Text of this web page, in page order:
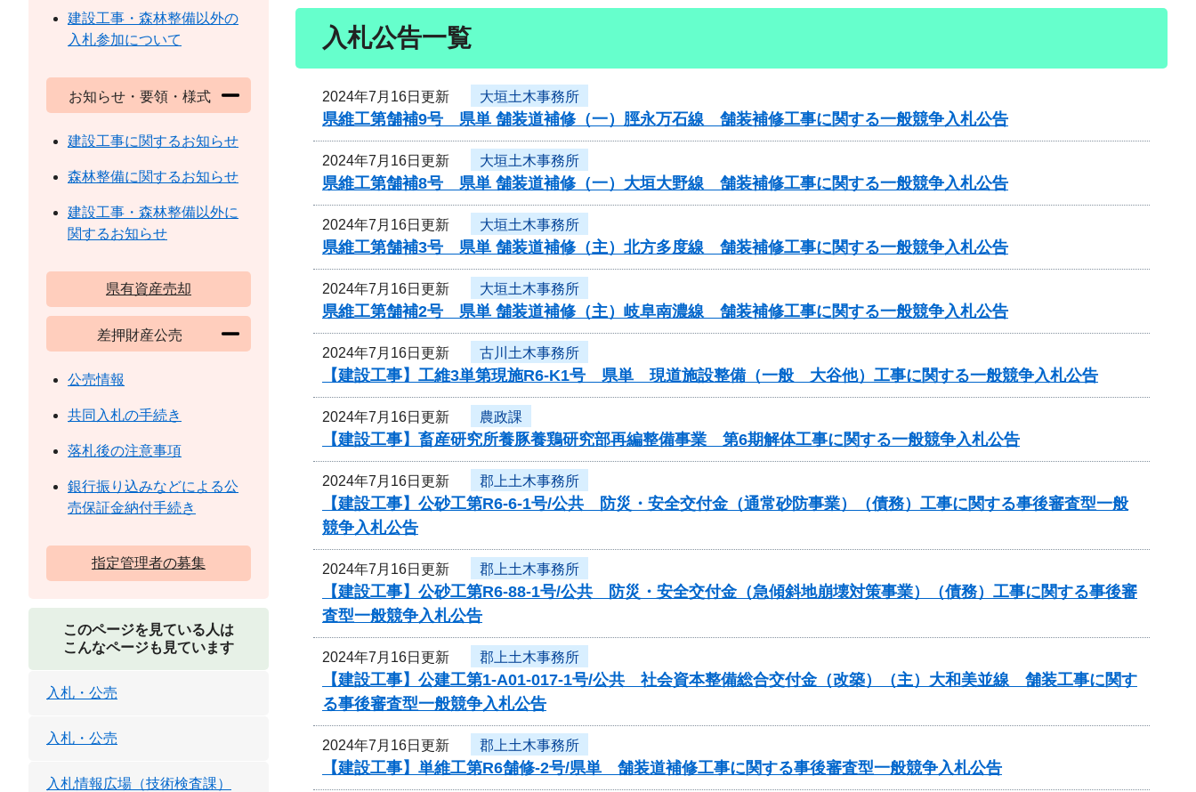
入札公告一覧
2024年7月16日更新 大垣土木事務所
県維工第舗補9号 県単 舗装道補修（一）脛永万石線 舗装補修工事に関する一般競争入札公告
2024年7月16日更新 大垣土木事務所
県維工第舗補8号 県単 舗装道補修（一）大垣大野線 舗装補修工事に関する一般競争入札公告
2024年7月16日更新 大垣土木事務所
県維工第舗補3号 県単 舗装道補修（主）北方多度線 舗装補修工事に関する一般競争入札公告
2024年7月16日更新 大垣土木事務所
県維工第舗補2号 県単 舗装道補修（主）岐阜南濃線 舗装補修工事に関する一般競争入札公告
2024年7月16日更新 古川土木事務所
【建設工事】工維3単第現施R6-K1号 県単 現道施設整備（一般 大谷他）工事に関する一般競争入札公告
2024年7月16日更新 農政課
【建設工事】畜産研究所養豚養鶏研究部再編整備事業 第6期解体工事に関する一般競争入札公告
2024年7月16日更新 郡上土木事務所
【建設工事】公砂工第R6-6-1号/公共 防災・安全交付金（通常砂防事業）（債務）工事に関する事後審査型一般
競争入札公告
2024年7月16日更新 郡上土木事務所
【建設工事】公砂工第R6-88-1号/公共 防災・安全交付金（急傾斜地崩壊対策事業）（債務）工事に関する事後審
査型一般競争入札公告
2024年7月16日更新 郡上土木事務所
【建設工事】公建工第1-A01-017-1号/公共 社会資本整備総合交付金（改築）（主）大和美並線 舗装工事に関す
る事後審査型一般競争入札公告
2024年7月16日更新 郡上土木事務所
【建設工事】単維工第R6舗修-2号/県単 舗装道補修工事に関する事後審査型一般競争入札公告
建設工事・森林整備以外の
入札参加について
お知らせ・要領・様式
建設工事に関するお知らせ
森林整備に関するお知らせ
建設工事・森林整備以外に
関するお知らせ
県有資産売却
差押財産公売
公売情報
共同入札の手続き
落札後の注意事項
銀行振り込みなどによる公
売保証金納付手続き
指定管理者の募集
このページを見ている人は
こんなページも見ています
入札・公売
入札・公売
入札情報広場（技術検査課）